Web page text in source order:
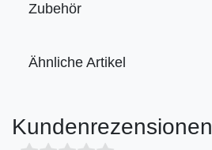
Zubehör
Ähnliche Artikel
Kundenrezensionen